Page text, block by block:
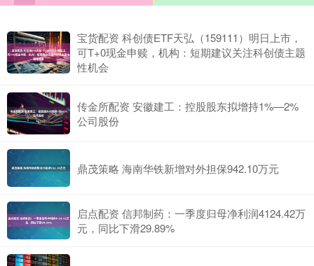
宝货配资 科创债ETF天弘（159111）明日上市，
可T+0现金申赎，机构：短期建议关注科创债主题
性机会
传金所配资 安徽建工：控股股东拟增持1%—2%
公司股份
鼎茂策略 海南华铁新增对外担保942.10万元
启点配资 信邦制药：一季度归母净利润4124.42万
元，同比下滑29.89%